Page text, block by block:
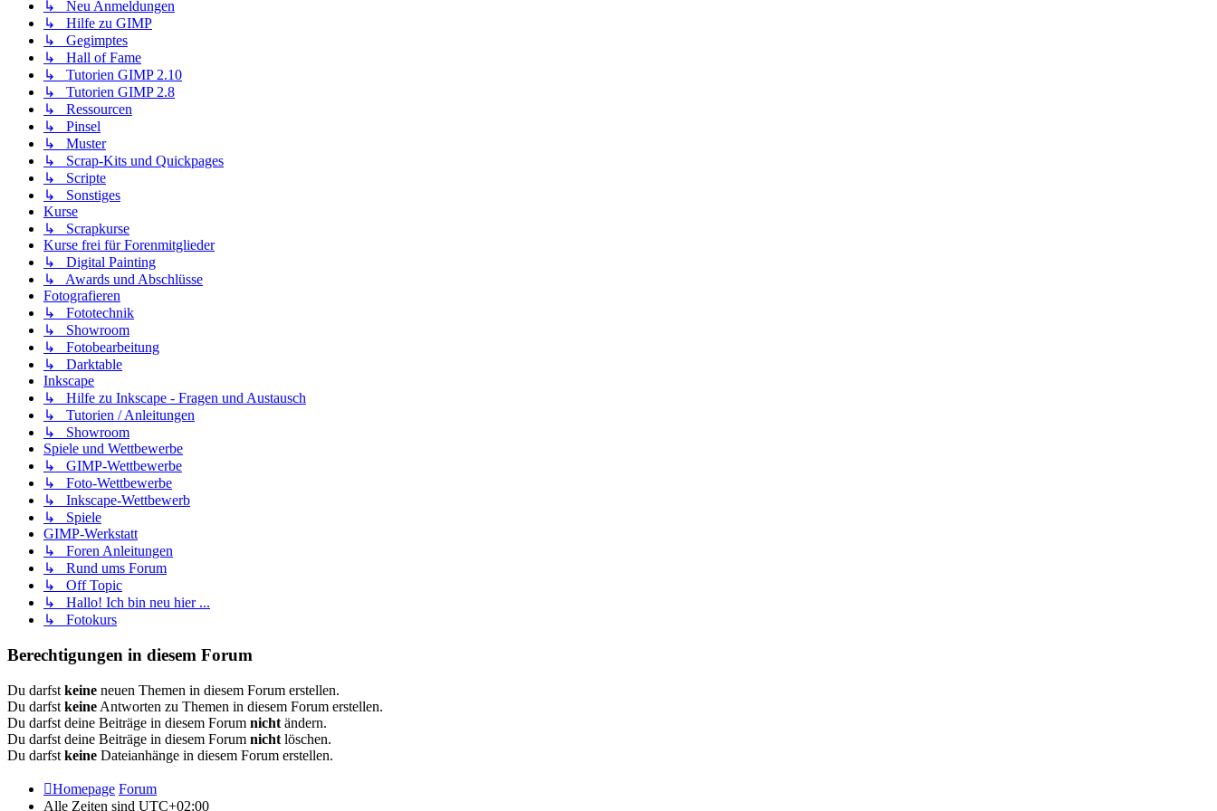
↳ Neu Anmeldungen
↳ Hilfe zu GIMP
↳ Gegimptes
↳ Hall of Fame
↳ Tutorien GIMP 2.10
↳ Tutorien GIMP 2.8
↳ Ressourcen
↳ Pinsel
↳ Muster
↳ Scrap-Kits und Quickpages
↳ Scripte
↳ Sonstiges
Kurse
↳ Scrapkurse
Kurse frei für Forenmitglieder
↳ Digital Painting
↳ Awards und Abschlüsse
Fotografieren
↳ Fototechnik
↳ Showroom
↳ Fotobearbeitung
↳ Darktable
Inkscape
↳ Hilfe zu Inkscape - Fragen und Austausch
↳ Tutorien / Anleitungen
↳ Showroom
Spiele und Wettbewerbe
↳ GIMP-Wettbewerbe
↳ Foto-Wettbewerbe
↳ Inkscape-Wettbewerb
↳ Spiele
GIMP-Werkstatt
↳ Foren Anleitungen
↳ Rund ums Forum
↳ Off Topic
↳ Hallo! Ich bin neu hier ...
↳ Fotokurs
Berechtigungen in diesem Forum
Du darfst keine neuen Themen in diesem Forum erstellen.
Du darfst keine Antworten zu Themen in diesem Forum erstellen.
Du darfst deine Beiträge in diesem Forum nicht ändern.
Du darfst deine Beiträge in diesem Forum nicht löschen.
Du darfst keine Dateianhänge in diesem Forum erstellen.
Homepage Forum
Alle Zeiten sind UTC+02:00